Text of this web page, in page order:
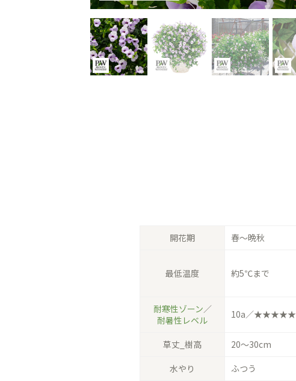
開花期 春〜晩秋
最低温度 約5℃まで
耐寒性ゾーン／
耐暑性レベル
10a／★★★★★
草丈_樹高 20〜30cm
水やり
ふつう